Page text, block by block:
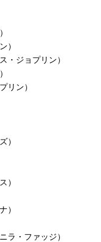
）
・ジョプリン）
リン）
）
）
）
ラ・ファッジ）